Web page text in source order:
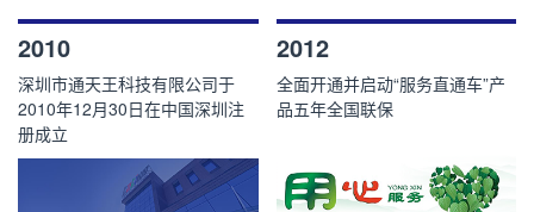
2010
深圳市通天王科技有限公司于
2010年12月30日在中国深圳注
册成立
2012
全面开通并启动“服务直通车”产
品五年全国联保